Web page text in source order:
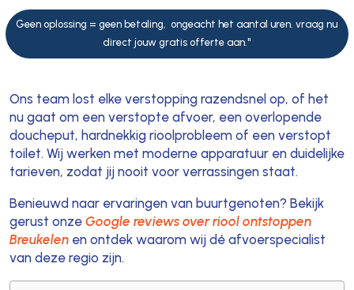
Geen oplossing = geen betaling, ongeacht het aantal uren. vraag nu
direct jouw gratis offerte aan."
Ons team lost elke verstopping razendsnel op, of het
nu gaat om een verstopte afvoer, een overlopende
doucheput, hardnekkig rioolprobleem of een verstopt
toilet. Wij werken met moderne apparatuur en duidelijke
tarieven, zodat jij nooit voor verrassingen staat.
Benieuwd naar ervaringen van buurtgenoten? Bekijk
gerust onze Google reviews over riool ontstoppen
Breukelenen ontdek waarom wij dé afvoerspecialist
van deze regio zijn.